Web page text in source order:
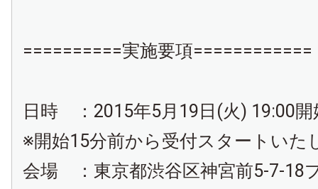
==========実施要項============
日時 ：2015年5月19日(火) 19:00
※開始15分前から受付スタートいた
会場 ：東京都渋谷区神宮前5-7-18